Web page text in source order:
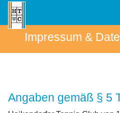
Impressum &
Angaben gemäß § 5